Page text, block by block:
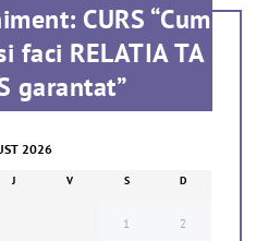
CURS “Cum
faci RELATIA TA
garantat”
2026
J V S D
1 2